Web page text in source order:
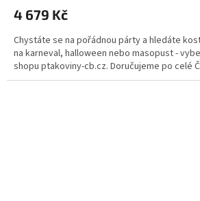
je
z
5
hvězdiček.
4 679 Kč
Chystáte se na pořádnou párty a hledáte
na karneval, halloween nebo masopust -
shopu ptakoviny-cb.cz. Doručujeme po celé